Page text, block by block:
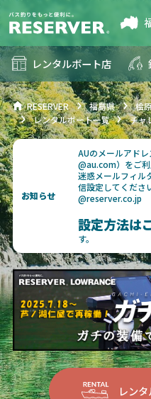
レンタルボート店
RESERVER 福島県 桧
レンタルボート一覧
チャ
お知らせ
AUのメールアド
@au.com）をご利
迷惑メールフィル
信設定してくださ
@reserver.co.jp
設定方法は
す。
レン